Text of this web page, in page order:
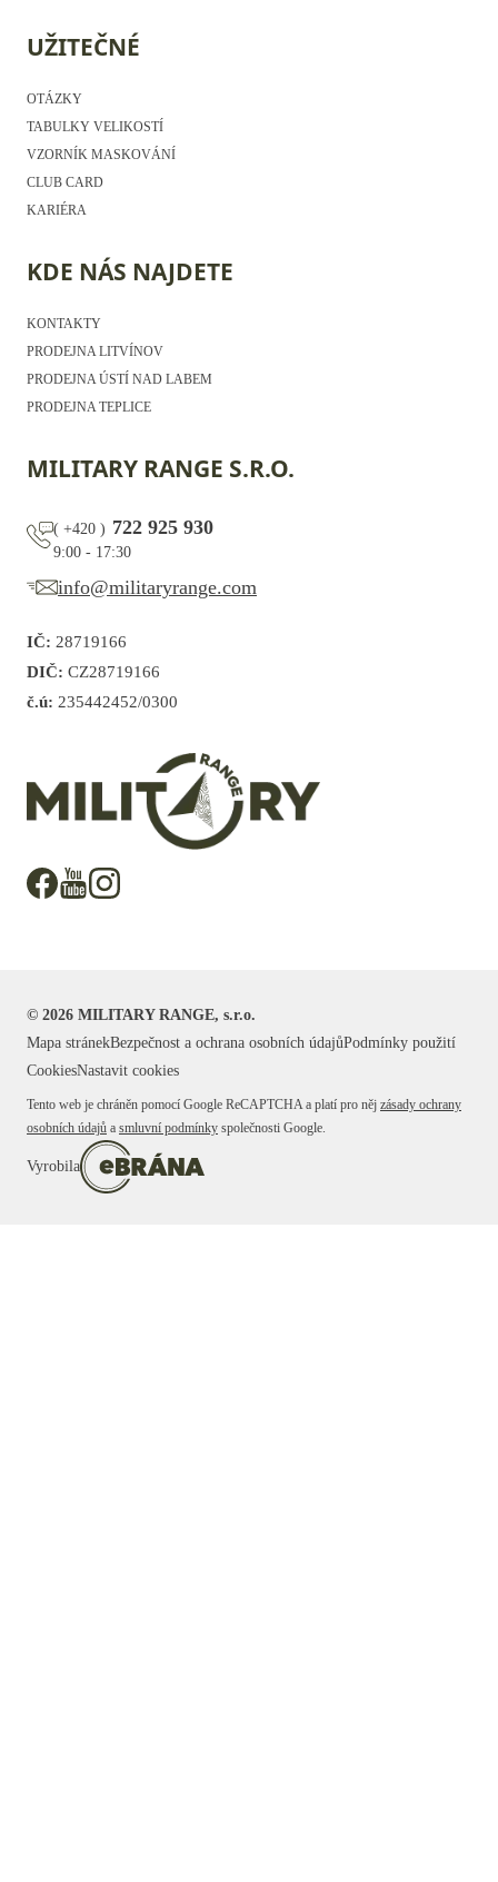
UŽITEČNÉ
OTÁZKY
TABULKY VELIKOSTÍ
VZORNÍK MASKOVÁNÍ
CLUB CARD
KARIÉRA
KDE NÁS NAJDETE
KONTAKTY
PRODEJNA LITVÍNOV
PRODEJNA ÚSTÍ NAD LABEM
PRODEJNA TEPLICE
MILITARY RANGE S.R.O.
( +420 ) 722 925 930
9:00 - 17:30
info@militaryrange.com
IČ: 28719166
DIČ: CZ28719166
č.ú: 235442452/0300
© 2026 MILITARY RANGE, s.r.o.
Mapa stránekBezpečnost a ochrana osobních údajůPodmínky použití
CookiesNastavit cookies
Tento web je chráněn pomocí Google ReCAPTCHA a platí pro něj zásady ochrany
osobních údajů a smluvní podmínky společnosti Google.
Vyrobila